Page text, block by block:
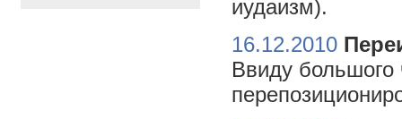
иудаизм).
16.12.2010
Ввиду большого